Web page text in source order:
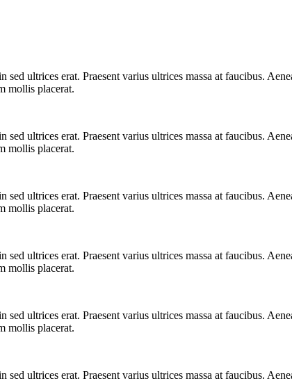
ultrices erat. Praesent varius ultrices massa at faucibus.
mollis placerat.
ultrices erat. Praesent varius ultrices massa at faucibus.
mollis placerat.
ultrices erat. Praesent varius ultrices massa at faucibus.
mollis placerat.
ultrices erat. Praesent varius ultrices massa at faucibus.
mollis placerat.
ultrices erat. Praesent varius ultrices massa at faucibus.
mollis placerat.
ultrices erat. Praesent varius ultrices massa at faucibus.